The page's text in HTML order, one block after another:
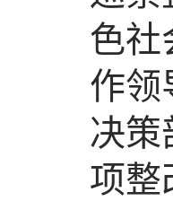
色社
作领
决策
项整